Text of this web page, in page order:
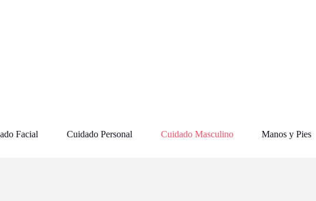
Facial Cuidado Personal Cuidado Masculino Manos y Pies